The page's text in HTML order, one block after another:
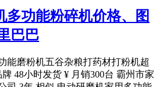
多功能粉碎机价格、图
巴巴
能磨粉机五谷杂粮打药材打粉机超
48小时发货 ¥ 月销300台 霸州市家